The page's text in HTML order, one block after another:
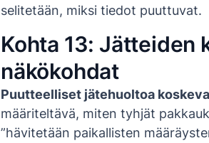
selitetään, miksi tiedot puuttuvat.
Kohta 13:
näkökohdat
Puutteelliset jätehuoltoa
määriteltävä, miten tyhjät
”hävitetään paikallisten